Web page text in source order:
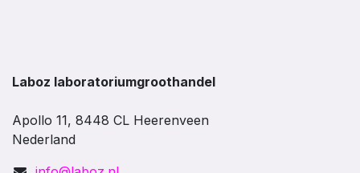
Laboz laboratoriumgroothandel
Apollo 11, 8448 CL Heerenveen
Nederland